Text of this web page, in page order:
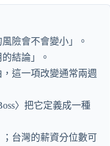
險會不會變小」。
結論」。
這一項改變通常兩週
〉把它定義成一種
台灣的薪資分位數可